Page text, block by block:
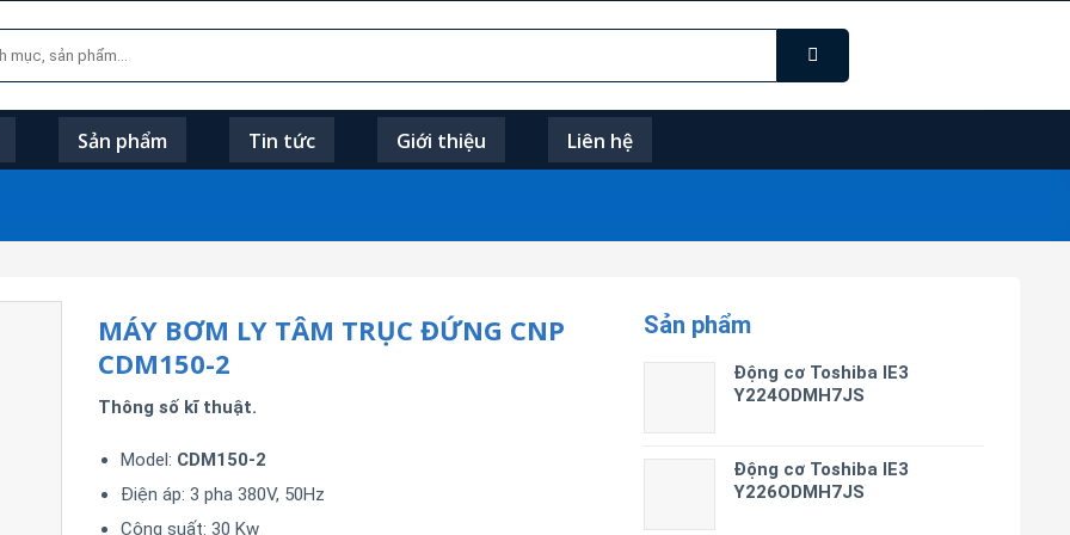
Sản phẩm Tin tức Giới thiệu Liên hệ
Sản phẩm
Động cơ Toshiba IE3
Y224ODMH7JS
Động cơ Toshiba IE3
Y226ODMH7JS
MÁY BƠM LY TÂM TRỤC ĐỨNG CNP
CDM150-2
Thông số kĩ thuật.
Model: CDM150-2
Điện áp: 3 pha 380V, 50Hz
Công suất: 30 Kw